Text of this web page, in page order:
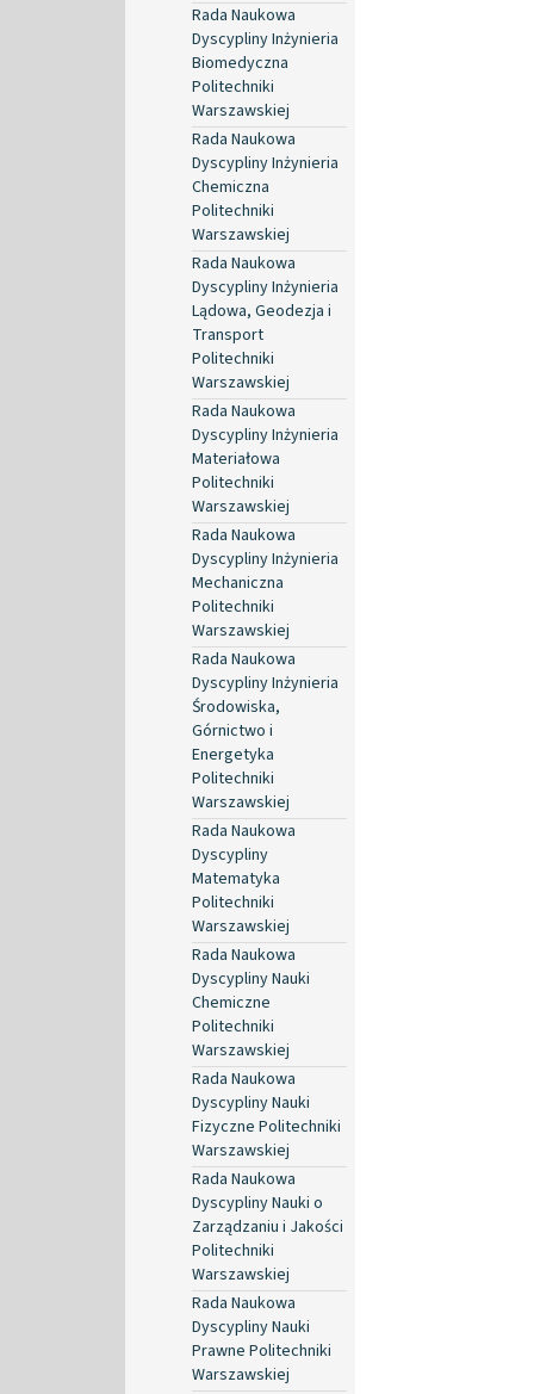
Rada Naukowa
Dyscypliny Inżynieria
Biomedyczna
Politechniki
Warszawskiej
Rada Naukowa
Dyscypliny Inżynieria
Chemiczna
Politechniki
Warszawskiej
Rada Naukowa
Dyscypliny Inżynieria
Lądowa, Geodezja i
Transport
Politechniki
Warszawskiej
Rada Naukowa
Dyscypliny Inżynieria
Materiałowa
Politechniki
Warszawskiej
Rada Naukowa
Dyscypliny Inżynieria
Mechaniczna
Politechniki
Warszawskiej
Rada Naukowa
Dyscypliny Inżynieria
Środowiska,
Górnictwo i
Energetyka
Politechniki
Warszawskiej
Rada Naukowa
Dyscypliny
Matematyka
Politechniki
Warszawskiej
Rada Naukowa
Dyscypliny Nauki
Chemiczne
Politechniki
Warszawskiej
Rada Naukowa
Dyscypliny Nauki
Fizyczne Politechniki
Warszawskiej
Rada Naukowa
Dyscypliny Nauki o
Zarządzaniu i Jakości
Politechniki
Warszawskiej
Rada Naukowa
Dyscypliny Nauki
Prawne Politechniki
Warszawskiej